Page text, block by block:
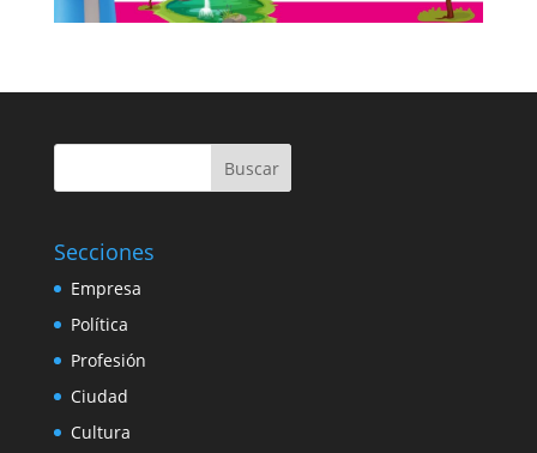
Buscar
Secciones
Empresa
Política
Profesión
Ciudad
Cultura